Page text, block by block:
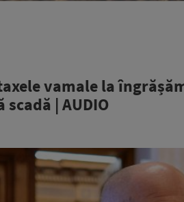
vamale la
| AUDIO